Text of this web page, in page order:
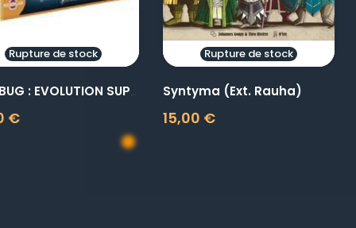
Rupture de stock
MINDBUG : EVOLUTION SUPRÊME
€
Rupture de stock
Syntyma (Ext. Rauha)
15,00 €
Prix